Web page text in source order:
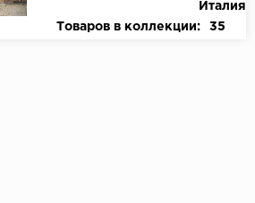
Италия
Товаров в коллекции:
35